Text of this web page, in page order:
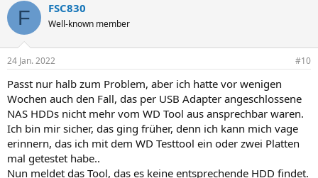
F FSC830
Well-known member
24 Jan. 2022 #10
Passt nur halb zum Problem, aber ich hatte vor wenigen
Wochen auch den Fall, das per USB Adapter angeschlossene
NAS HDDs nicht mehr vom WD Tool aus ansprechbar waren.
Ich bin mir sicher, das ging früher, denn ich kann mich vage
erinnern, das ich mit dem WD Testtool ein oder zwei Platten
mal getestet habe..
Nun meldet das Tool, das es keine entsprechende HDD findet.